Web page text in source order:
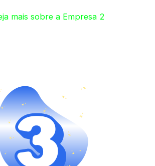
mais sobre a Empresa 2